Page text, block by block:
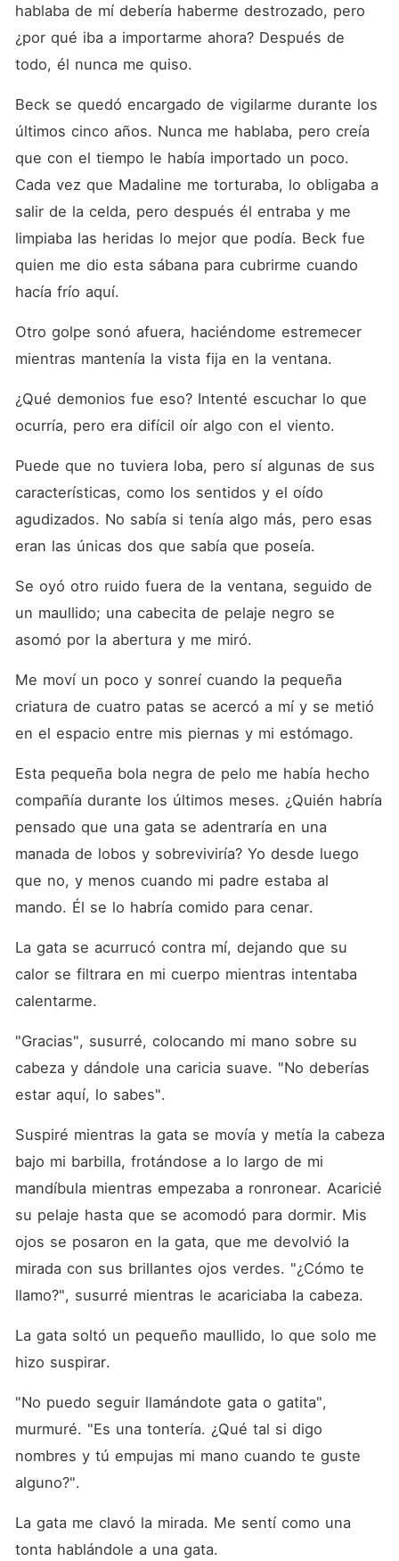
hablaba de mí debería haberme destrozado, pero
¿por qué iba a importarme ahora? Después de
todo, él nunca me quiso.
Beck se quedó encargado de vigilarme durante los
últimos cinco años. Nunca me hablaba, pero creía
que con el tiempo le había importado un poco.
Cada vez que Madaline me torturaba, lo obligaba a
salir de la celda, pero después él entraba y me
limpiaba las heridas lo mejor que podía. Beck fue
quien me dio esta sábana para cubrirme cuando
hacía frío aquí.
Otro golpe sonó afuera, haciéndome estremecer
mientras mantenía la vista fija en la ventana.
¿Qué demonios fue eso? Intenté escuchar lo que
ocurría, pero era difícil oír algo con el viento.
Puede que no tuviera loba, pero sí algunas de sus
características, como los sentidos y el oído
agudizados. No sabía si tenía algo más, pero esas
eran las únicas dos que sabía que poseía.
Se oyó otro ruido fuera de la ventana, seguido de
un maullido; una cabecita de pelaje negro se
asomó por la abertura y me miró.
Me moví un poco y sonreí cuando la pequeña
criatura de cuatro patas se acercó a mí y se metió
en el espacio entre mis piernas y mi estómago.
Esta pequeña bola negra de pelo me había hecho
compañía durante los últimos meses. ¿Quién habría
pensado que una gata se adentraría en una
manada de lobos y sobreviviría? Yo desde luego
que no, y menos cuando mi padre estaba al
mando. Él se lo habría comido para cenar.
La gata se acurrucó contra mí, dejando que su
calor se filtrara en mi cuerpo mientras intentaba
calentarme.
"Gracias", susurré, colocando mi mano sobre su
cabeza y dándole una caricia suave. "No deberías
estar aquí, lo sabes".
Suspiré mientras la gata se movía y metía la cabeza
bajo mi barbilla, frotándose a lo largo de mi
mandíbula mientras empezaba a ronronear. Acaricié
su pelaje hasta que se acomodó para dormir. Mis
ojos se posaron en la gata, que me devolvió la
mirada con sus brillantes ojos verdes. "¿Cómo te
llamo?", susurré mientras le acariciaba la cabeza.
La gata soltó un pequeño maullido, lo que solo me
hizo suspirar.
"No puedo seguir llamándote gata o gatita",
murmuré. "Es una tontería. ¿Qué tal si digo
nombres y tú empujas mi mano cuando te guste
alguno?".
La gata me clavó la mirada. Me sentí como una
tonta hablándole a una gata.